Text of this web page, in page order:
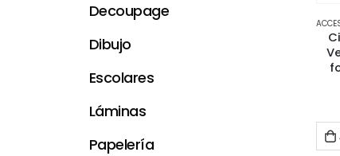
Decoupage
Dibujo
Escolares
Láminas
Papelería